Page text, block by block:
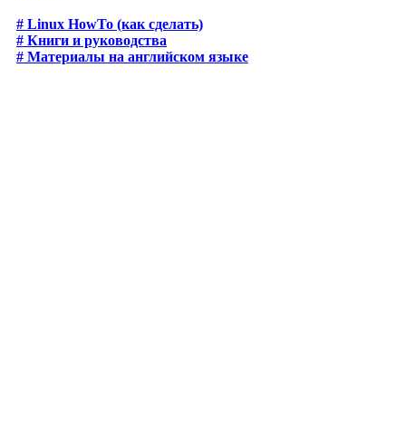
# Linux HowTo (как сделать)
# Книги и руководства
# Материалы на английском языке